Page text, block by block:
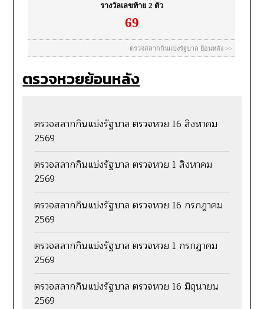
ตรวจหวยย้อนหลัง
ตรวจสลากกินแบ่งรัฐบาล ตรวจหวย 16 สิงหาคม
2569
ตรวจสลากกินแบ่งรัฐบาล ตรวจหวย 1 สิงหาคม
2569
ตรวจสลากกินแบ่งรัฐบาล ตรวจหวย 16 กรกฎาคม
2569
ตรวจสลากกินแบ่งรัฐบาล ตรวจหวย 1 กรกฎาคม
2569
ตรวจสลากกินแบ่งรัฐบาล ตรวจหวย 16 มิถุนายน
2569